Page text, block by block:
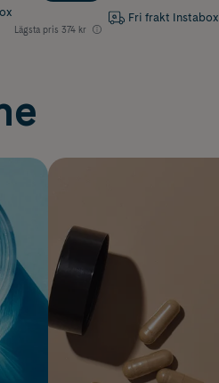
Lägsta pris 374 kr
Fri frakt Instabox